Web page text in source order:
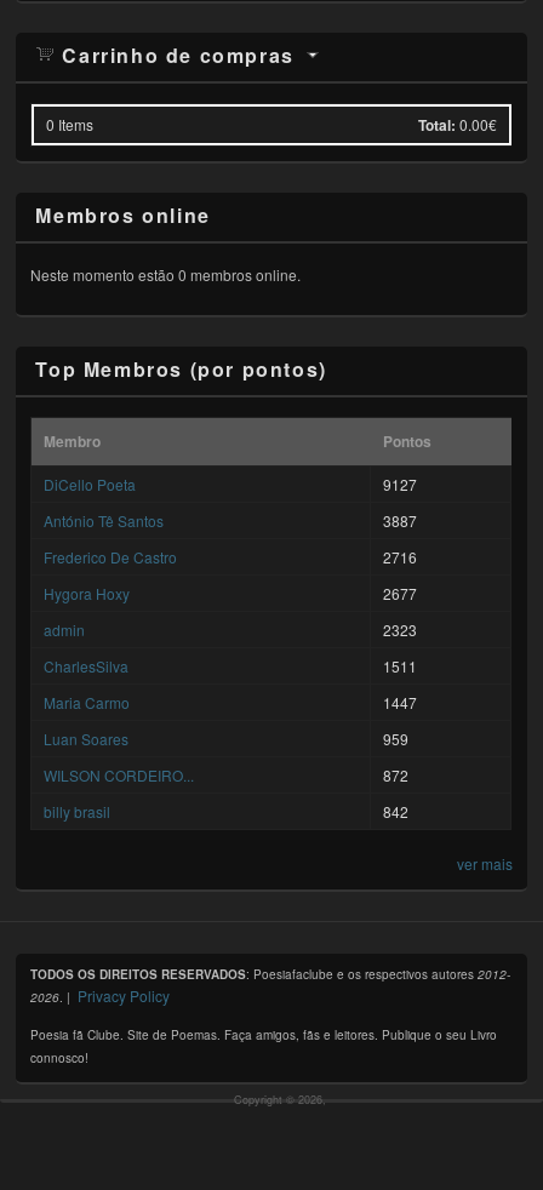
Carrinho de compras
0 Items Total: 0.00€
Membros online
Neste momento estão 0 membros online.
Top Membros (por pontos)
Membro Pontos
DiCello Poeta
9127
António Tê Santos
3887
Frederico De Castro
2716
Hygora Hoxy
2677
admin
2323
CharlesSilva
1511
Maria Carmo
1447
Luan Soares
959
WILSON CORDEIRO...
872
billy brasil
842
ver mais
TODOS OS DIREITOS RESERVADOS: Poesiafaclube e os respectivos autores2012-
2026. | Privacy Policy
Poesia fã Clube. Site de Poemas. Faça amigos, fãs e leitores. Publique o seu Livro
connosco!
Copyright © 2026,